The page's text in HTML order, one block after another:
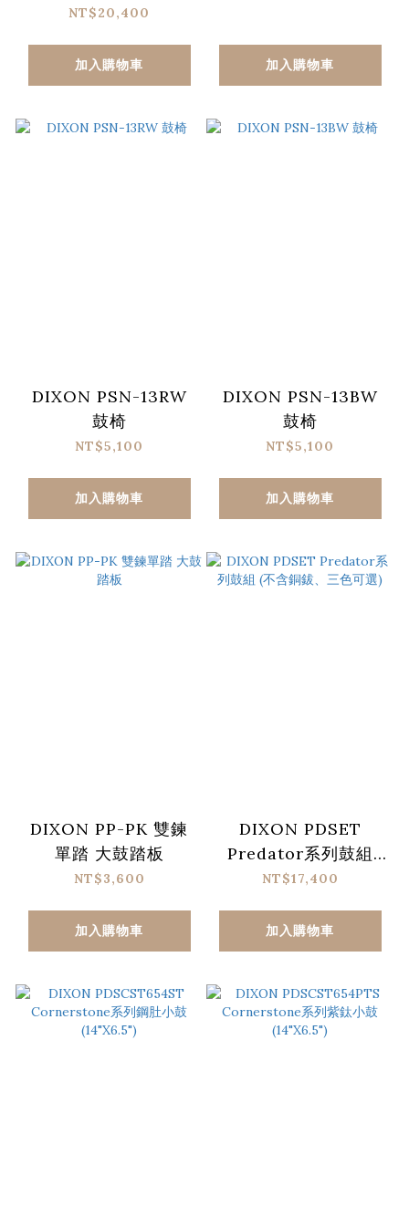
可選、不含銅鈸)
NT$20,400
加入購物車 加入購物車
DIXON PSN-13RW
鼓椅
NT$5,100
加入購物車
DIXON PSN-13BW
鼓椅
NT$5,100
加入購物車
DIXON PP-PK 雙鍊
單踏 大鼓踏板
NT$3,600
加入購物車
DIXON PDSET
Predator系列鼓組
(不含銅鈸、三色可選)
NT$17,400
加入購物車